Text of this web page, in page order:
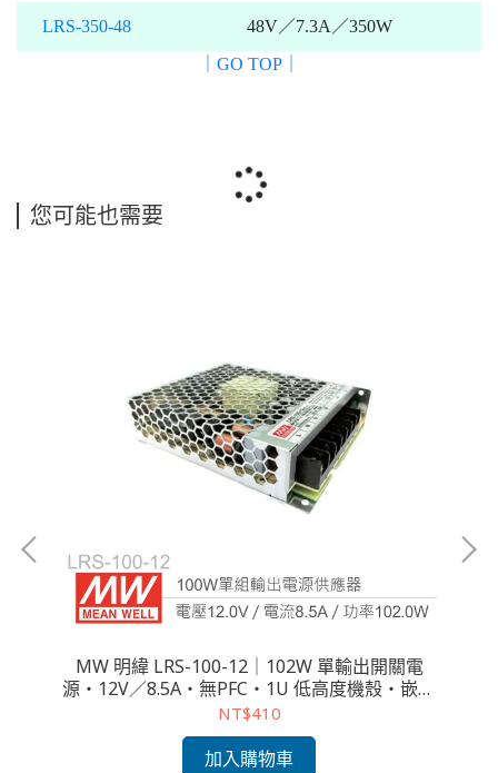
LRS-350-48
48V／7.3A／350W
｜GO TOP｜
您可能也需要
MW 明緯 LRS-100-12｜102W 單輸出開關電
源・12V／8.5A・無PFC・1U 低高度機殼・嵌入
式電源入門首選
NT$410
加入購物車